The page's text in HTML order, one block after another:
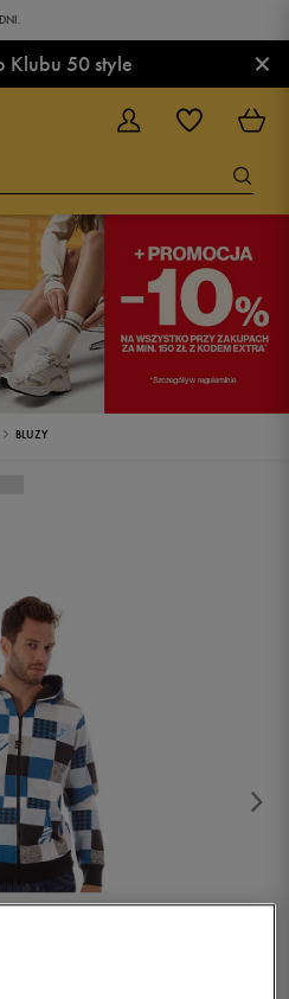
Klubu 50 style ×
BLUZY